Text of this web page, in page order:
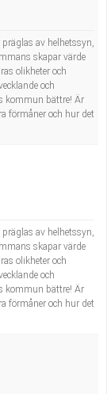
av helhetssyn,
skapar värde
olikheter och
och
kommun bättre! Är
förmåner och hur det
av helhetssyn,
skapar värde
olikheter och
och
kommun bättre! Är
förmåner och hur det